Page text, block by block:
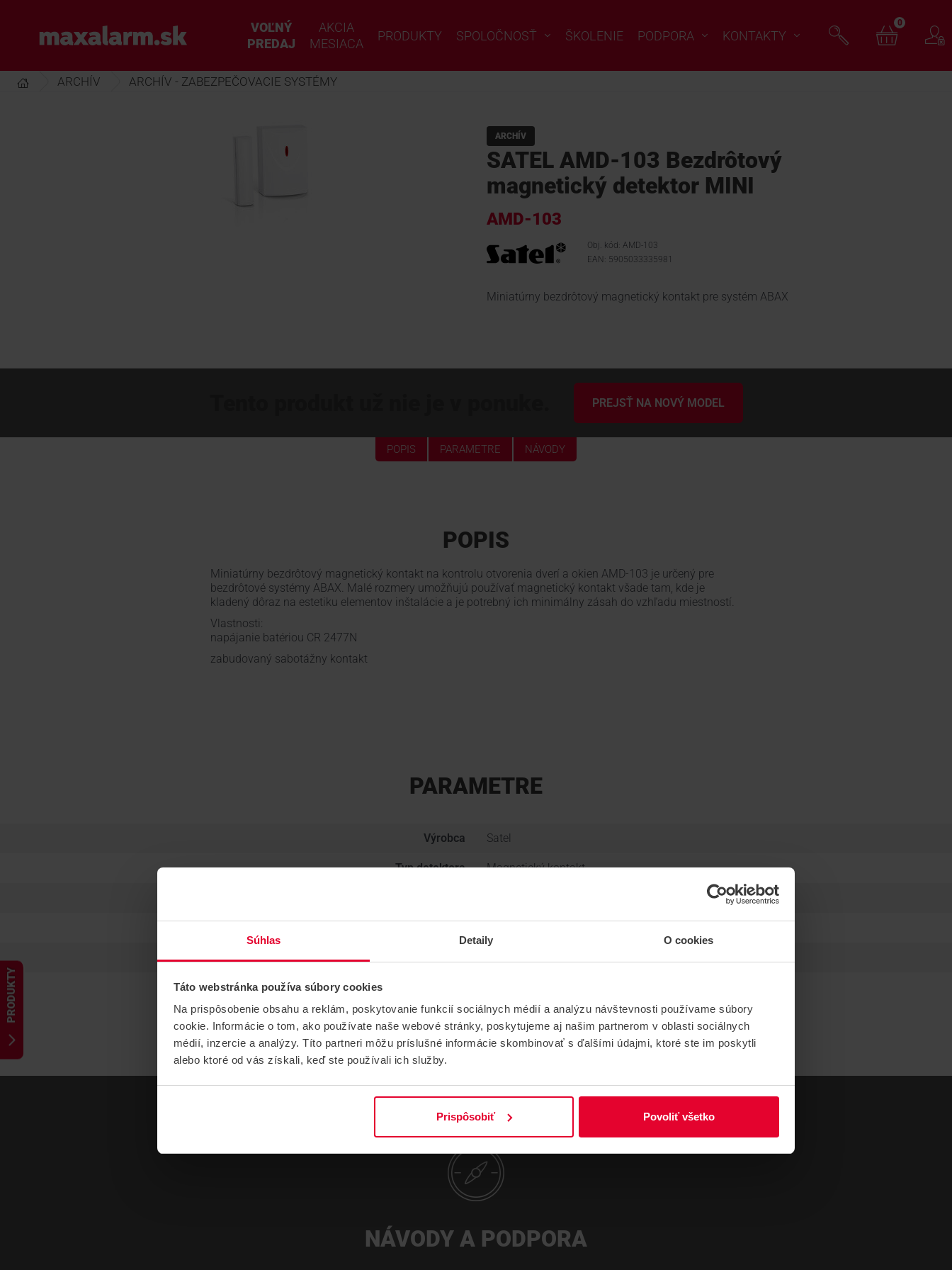
Súhlas Detaily O cookies
Táto webstránka používa súbory cookies
Na prispôsobenie obsahu a reklám, poskytovanie funkcií sociálnych médií a analýzu návštevnosti používame súbory
cookie. Informácie o tom, ako používate naše webové stránky, poskytujeme aj našim partnerom v oblasti sociálnych
médií, inzercie a analýzy. Títo partneri môžu príslušné informácie skombinovať s ďalšími údajmi, ktoré ste im poskytli
alebo ktoré od vás získali, keď ste používali ich služby.
Prispôsobiť Povoliť všetko
PRODUKTY
hlavnému
www.maxalarm.sk
VOĽNÝ
PREDAJ
AKCIA
MESIACA
PRODUKTY SPOLOČNOSŤ ŠKOLENIE PODPORA KONTAKTY
0
ARCHÍV ARCHÍV - ZABEZPEČOVACIE SYSTÉMY
ARCHÍV
SATEL AMD-103 Bezdrôtový
magnetický detektor MINI
AMD-103
Obj. kód: AMD-103
EAN: 5905033335981
Miniatúrny bezdrôtový magnetický kontakt pre systém ABAX
PREJSŤ NA NOVÝ MODEL
POPIS PARAMETRE NÁVODY
POPIS
Miniatúrny bezdrôtový magnetický kontakt na kontrolu otvorenia dverí a okien AMD-103 je určený pre
bezdrôtové systémy ABAX. Malé rozmery umožňujú používať magnetický kontakt všade tam, kde je
kladený dôraz na estetiku elementov inštalácie a je potrebný ich minimálny zásah do vzhľadu miestností.
Vlastnosti:
napájanie batériou CR 2477N
zabudovaný sabotážny kontakt
PARAMETRE
Výrobca Satel
Typ detektora Magnetický kontakt
NÁVODY A PODPORA